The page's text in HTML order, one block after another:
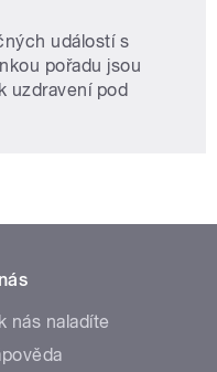
událostí s
pořadu jsou
uzdravení pod
nás naladíte